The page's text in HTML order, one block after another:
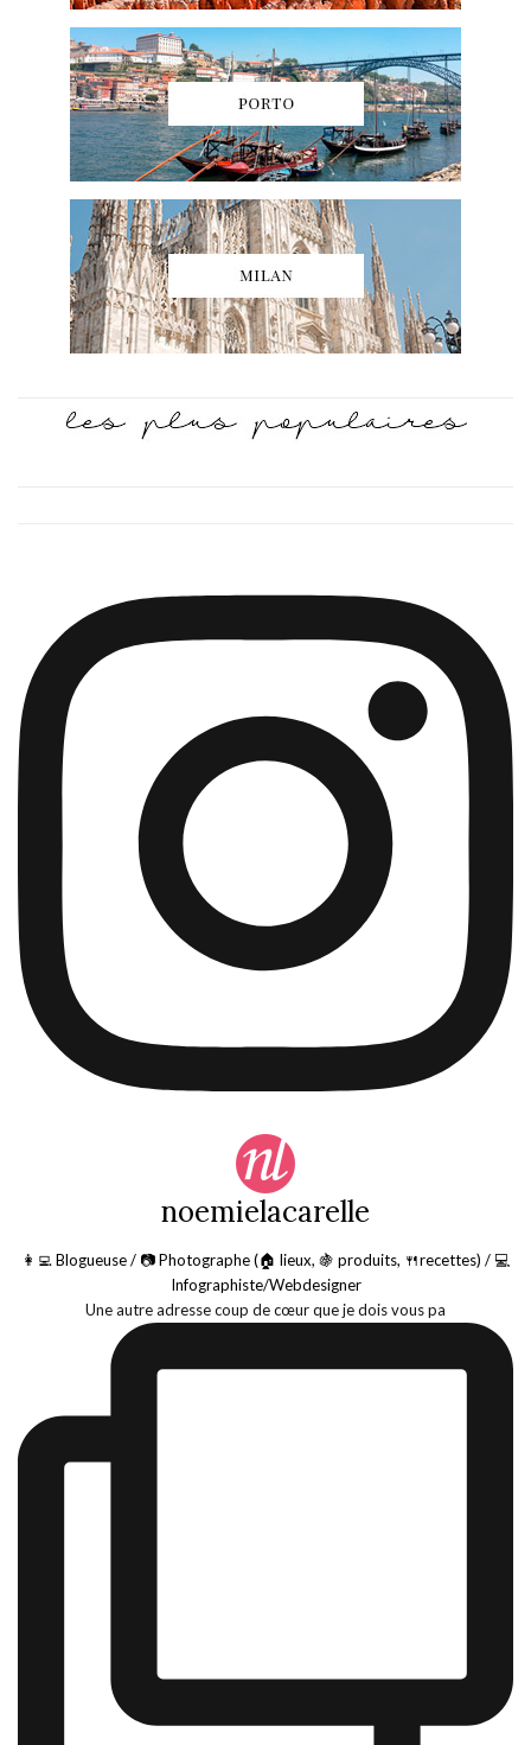
noemielacarelle
👩‍💻 Blogueuse / 📷 Photographe (🏠 lieux, 🍇 produits, 🍴recettes) / 💻
Infographiste/Webdesigner
Une autre adresse coup de cœur que je dois vous pa